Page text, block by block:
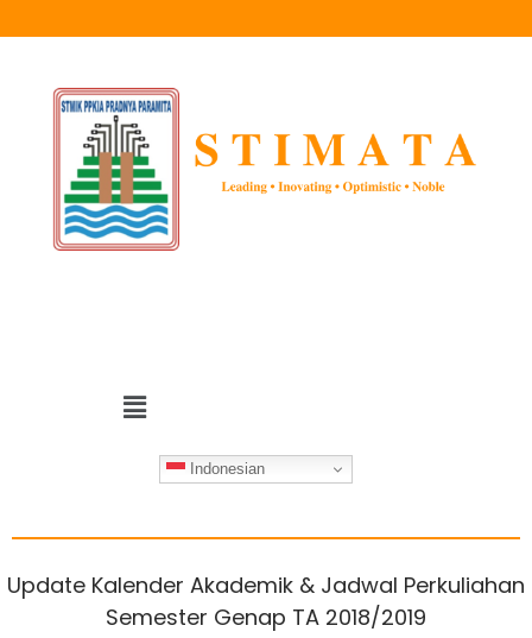
Indonesian
Update Kalender Akademik & Jadwal Perkuliahan
Semester Genap TA 2018/2019